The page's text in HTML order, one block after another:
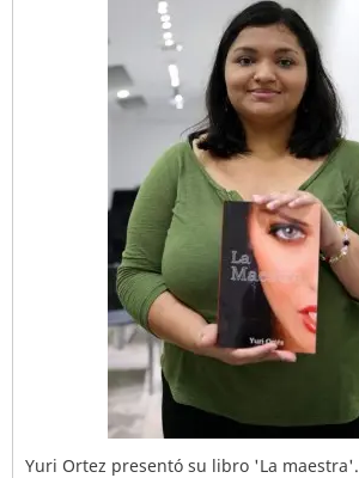
Yuri Ortez presentó su libro 'La maestra'.